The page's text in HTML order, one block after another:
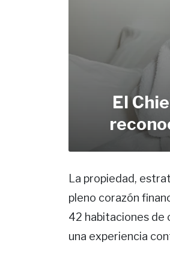
El
La propiedad,
pleno corazón
42 habitaciones de
una experiencia